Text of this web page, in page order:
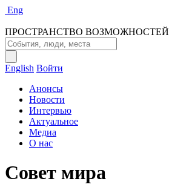
Eng
ПРОСТРАНСТВО ВОЗМОЖНОСТЕЙ
English Войти
Анонсы
Новости
Интервью
Актуальное
Медиа
О нас
Совет мира